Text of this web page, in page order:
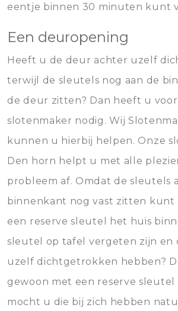
eentje binnen 30 minuten kunt
Een deuropening
Heeft u de deur achter uzelf
terwijl de sleutels nog aan de
de deur zitten? Dan heeft u
slotenmaker nodig. Wij
kunnen u hierbij helpen. Onze
Den horn helpt u met alle
probleem af. Omdat de sleutels
binnenkant nog vast zitten kunt
een reserve sleutel het huis
sleutel op tafel vergeten zijn en
uzelf dichtgetrokken hebben?
gewoon met een reserve sleutel
mocht u die bij zich hebben